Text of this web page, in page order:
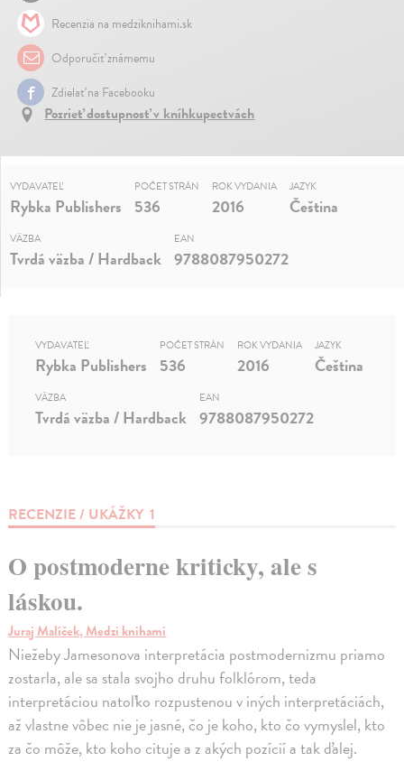
Recenzia na medziknihami.sk
Odporučiť známemu
Zdielať na Facebooku
Pozrieť dostupnosť v kníhkupectvách
VYDAVATEĽ
Rybka Publishers
POČET STRÁN
536
ROK VYDANIA
2016
JAZYK
Čeština
VÄZBA
Tvrdá väzba / Hardback
EAN
9788087950272
RECENZIE / UKÁŽKY 1
O postmoderne kriticky, ale s
láskou.
Juraj Malíček, Medzi knihami
Niežeby Jamesonova interpretácia postmodernizmu priamo
zostarla, ale sa stala svojho druhu folklórom, teda
interpretáciou natoľko rozpustenou v iných interpretáciách,
až vlastne vôbec nie je jasné, čo je koho, kto čo vymyslel, kto
za čo môže, kto koho cituje a z akých pozícií a tak ďalej.
VYDAVATEĽ
Rybka Publishers
POČET STRÁN
536
ROK VYDANIA
2016
JAZYK
Čeština
VÄZBA
Tvrdá väzba / Hardback
EAN
9788087950272